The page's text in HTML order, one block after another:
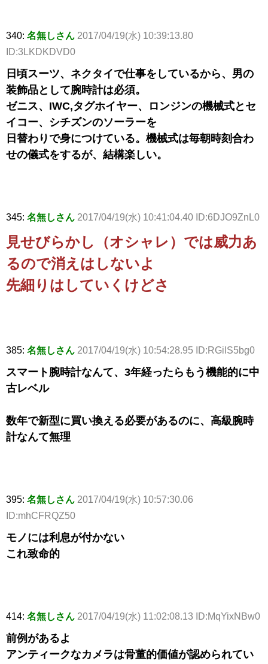
340: 名無しさん 2017/04/19(水) 10:39:13.80
ID:3LKDKDVD0
日頃スーツ、ネクタイで仕事をしているから、男の
装飾品として腕時計は必須。
ゼニス、IWC,タグホイヤー、ロンジンの機械式とセ
イコー、シチズンのソーラーを
日替わりで身につけている。機械式は毎朝時刻合わ
せの儀式をするが、結構楽しい。
345: 名無しさん 2017/04/19(水) 10:41:04.40 ID:6DJO9ZnL0
見せびらかし（オシャレ）では威力あ
るので消えはしないよ
先細りはしていくけどさ
385: 名無しさん 2017/04/19(水) 10:54:28.95 ID:RGiIS5bg0
スマート腕時計なんて、3年経ったらもう機能的に中
古レベル
数年で新型に買い換える必要があるのに、高級腕時
計なんて無理
395: 名無しさん 2017/04/19(水) 10:57:30.06
ID:mhCFRQZ50
モノには利息が付かない
これ致命的
414: 名無しさん 2017/04/19(水) 11:02:08.13 ID:MqYixNBw0
前例があるよ
アンティークなカメラは骨董的価値が認められてい